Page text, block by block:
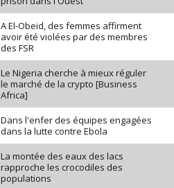
A El-Obeid, des femmes affirment
avoir été violées par des membres
des FSR
Le Nigeria cherche à mieux réguler
le marché de la crypto [Business
Africa]
Dans l'enfer des équipes engagées
dans la lutte contre Ebola
La montée des eaux des lacs
rapproche les crocodiles des
populations